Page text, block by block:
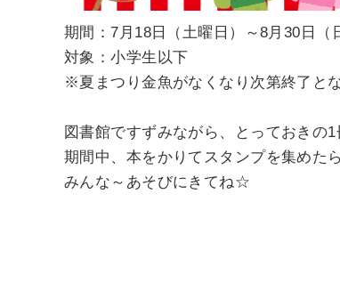
期間：7月18日（土曜日）～8月30日（
対象：小学生以下
※夏まつり金魚がなくなり次第終了とな
図書館ですずみながら、とっておきの
期間中、本をかりてスタンプを集めた
みんな～あそびにきてね☆